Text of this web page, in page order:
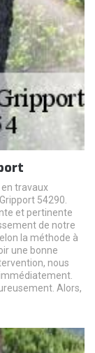
travaux
54290.
et pertinente
de notre
la méthode à
une bonne
nous
Alors,